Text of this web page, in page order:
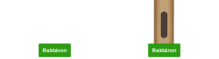
Raktáron Raktáron